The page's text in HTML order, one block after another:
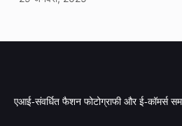
एआई-संवर्धित फैशन फोटोग्राफी और ई-कॉमर्स